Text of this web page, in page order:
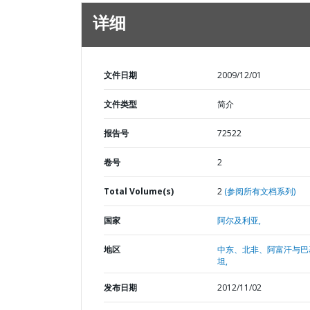
详细
文件日期 2009/12/01
文件类型 简介
报告号 72522
卷号 2
Total Volume(s) 2 (参阅所有文档系列)
国家 阿尔及利亚,
地区
中东、北非、阿富汗与
坦,
发布日期 2012/11/02